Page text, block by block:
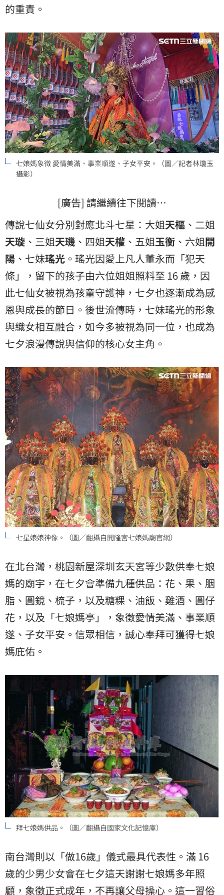
的重責。
七娘媽象徵 愛情美滿、事業順遂、子女平安。（圖／記者林瓊玉
攝影）
[廣告] 請繼續往下閱讀…
傳說七仙女分別對應北斗七星：大姐天樞 、二姐
天璇 、三姐天璣 、四姐天權 、五姐玉衡 、六姐開
陽 、七妹瑤光 。瑤光因愛上凡人董永而「犯天
條」，留下的孩子由六位姐姐照料至 16 歲，因
此七仙女被視為孩童守護神，七夕也逐漸成為感
恩與成長的節日。後世流傳時，七妹瑤光的形象
與織女相互融合，如今多被視為同一位，也成為
七夕浪漫傳說與信仰的核心女主角。
七星娘娘神像。（圖／翻攝自開隆宮七娘媽廟官網）
在北台灣，桃園新屋深圳玄天宮等少數供奉七娘
媽的廟宇，在七夕會準備九種供品：花、果、胭
脂、圓鏡、梳子，以及糖粿、油飯、雞酒、圓仔
花，以及「七娘媽亭」，象徵愛情美滿、事業順
遂、子女平安。信眾相信，誠心奉拜可獲得七娘
媽庇佑。
拜七娘媽供品。（圖／翻攝自國家文化記憶庫）
南台灣則以「做16歲」儀式最具代表性。滿 16
歲的少男少女會在七夕這天謝謝七娘媽多年照
顧，象徵正式成年，不再讓父母操心。這一習俗